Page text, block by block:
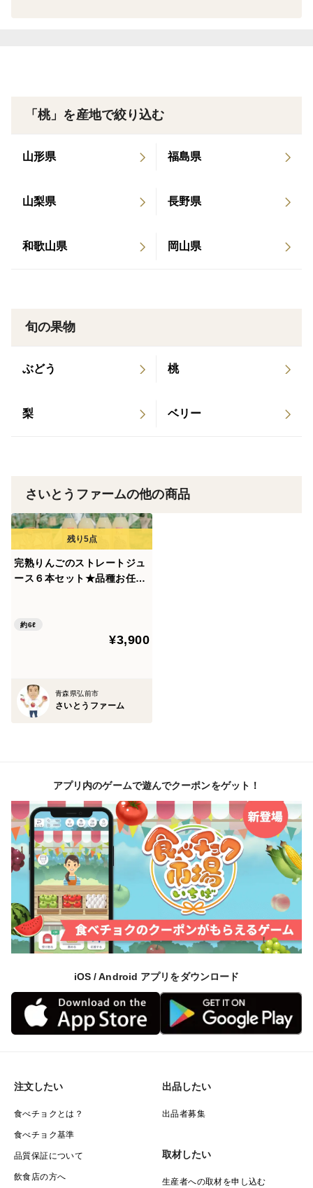
柔らかい桃が好きな方は絶対に注文しないでください。
そして、日持ちもよく、長い間楽しめます。
のない甘みがあります。
赤みの入った果肉なので、出来上がりも桃色が際立ちま
いです。
青森県弘前市(津軽地方)で露地栽培された桃です。
て栽培されますが、さいとうファームでは、りんごの無
太陽の恵みいっぱいの桃を是非お試し頂ければ幸いで
す。
色づきの不良や、傷、形の悪いものが入っていることも
ありますが、正規品と味はほとんど変わりありません。
ど理解していただける方の購入をお待ちしています。
「桃」を産地で絞り込む
山形県 福島県
山梨県 長野県
和歌山県 岡山県
旬の果物
ぶどう 桃
梨 ベリー
さいとうファームの他の商品
完熟りんごのストレートジュ
ース６本セット★品種お任せ
ド・旬のりんごをギュッと絞
ったオリジナルブレンド・甘
約6ℓ
¥3,900
青森県弘前市
さいとうファーム
アプリ内のゲームで遊んでクーポンをゲット！
iOS / Android アプリをダウンロード
注文したい
食べチョクとは？
食べチョク基準
品質保証について
飲食店の方へ
出品したい
出品者募集
取材したい
生産者への取材を申し込む